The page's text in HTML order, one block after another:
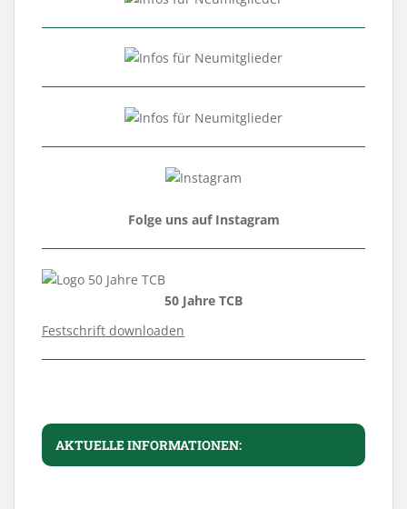
Folge uns auf Instagram
50 Jahre TCB
Festschrift downloaden
AKTUELLE INFORMATIONEN: